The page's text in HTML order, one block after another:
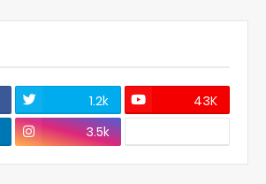
1.2k
43K
3.5k